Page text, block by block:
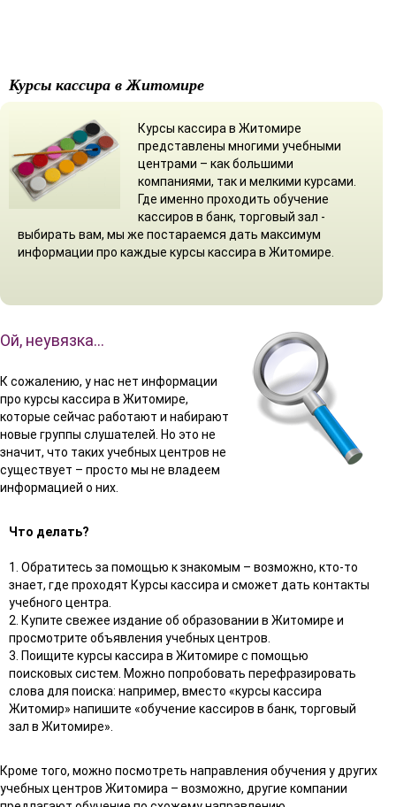
Курсы кассира в Житомире
Курсы кассира в Житомире
представлены многими учебными
центрами – как большими
компаниями, так и мелкими курсами.
Где именно проходить обучение
кассиров в банк, торговый зал -
выбирать вам, мы же постараемся дать максимум
информации про каждые курсы кассира в Житомире.
Ой, неувязка…
К сожалению, у нас нет информации
про курсы кассира в Житомире,
которые сейчас работают и набирают
новые группы слушателей. Но это не
значит, что таких учебных центров не
существует – просто мы не владеем
информацией о них.
Что делать?
1. Обратитесь за помощью к знакомым – возможно, кто-то
знает, где проходят Курсы кассира и сможет дать контакты
учебного центра.
2. Купите свежее издание об образовании в Житомире и
просмотрите объявления учебных центров.
3. Поищите курсы кассира в Житомире с помощью
поисковых систем. Можно попробовать перефразировать
слова для поиска: например, вместо «курсы кассира
Житомир» напишите «обучение кассиров в банк, торговый
зал в Житомире».
Кроме того, можно посмотреть направления обучения у других
учебных центров Житомира – возможно, другие компании